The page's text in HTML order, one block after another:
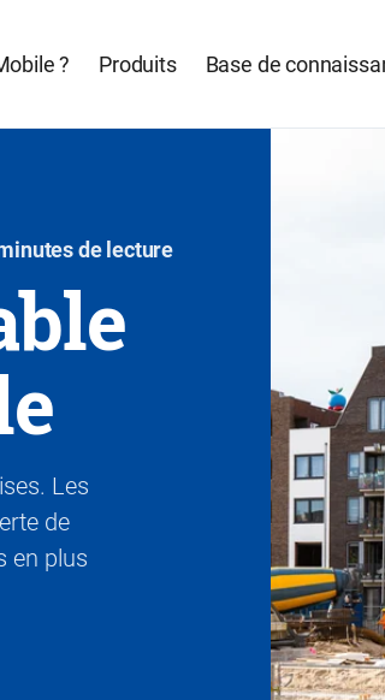
? Produits Base de
de lecture
Les
de
en plus